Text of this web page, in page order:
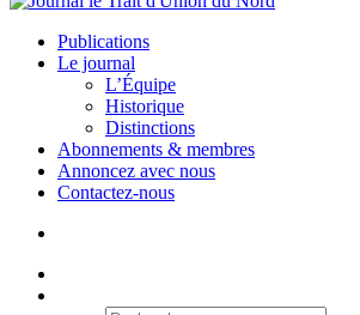
Publications
Le journal
L’Équipe
Historique
Distinctions
Abonnements & membres
Annoncez avec nous
Contactez-nous